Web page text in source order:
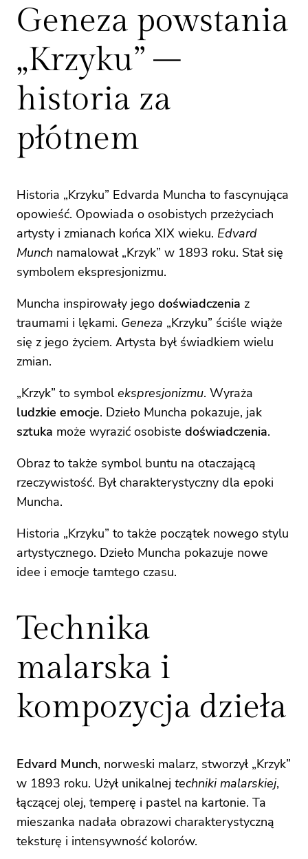
Geneza powstania
„Krzyku” –
historia za
płótnem
Historia „Krzyku” Edvarda Muncha to fascynująca
opowieść. Opowiada o osobistych przeżyciach
artysty i zmianach końca XIX wieku. Edvard
Munch namalował „Krzyk” w 1893 roku. Stał się
symbolem ekspresjonizmu.
Muncha inspirowały jego doświadczenia z
traumami i lękami. Geneza „Krzyku” ściśle wiąże
się z jego życiem. Artysta był świadkiem wielu
zmian.
„Krzyk” to symbolekspresjonizmu. Wyraża
ludzkie emocje. Dzieło Muncha pokazuje, jak
sztuka może wyrazić osobiste doświadczenia.
Obraz to także symbol buntu na otaczającą
rzeczywistość. Był charakterystyczny dla epoki
Muncha.
Historia „Krzyku” to także początek nowego stylu
artystycznego. Dzieło Muncha pokazuje nowe
idee i emocje tamtego czasu.
Technika
malarska i
kompozycja dzieła
Edvard Munch, norweski malarz, stworzył „Krzyk”
w 1893 roku. Użył unikalnej techniki malarskiej,
łączącej olej, temperę i pastel na kartonie. Ta
mieszanka nadała obrazowi charakterystyczną
teksturę i intensywność kolorów.